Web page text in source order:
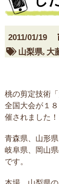
2011/01/19
山梨県, 大
桃の剪定技術
全国大会が１
催されました！
青森県、山形
岐阜県、岡山
です。